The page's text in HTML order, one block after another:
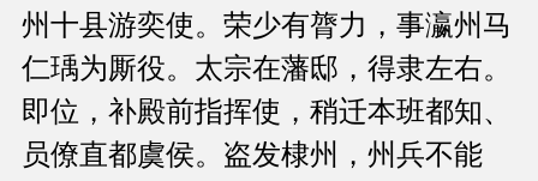
州十县游奕使。荣少有膂力，事瀛州马
仁瑀为厮役。太宗在藩邸，得隶左右。
即位，补殿前指挥使，稍迁本班都知、
员僚直都虞侯。盗发棣州，州兵不能